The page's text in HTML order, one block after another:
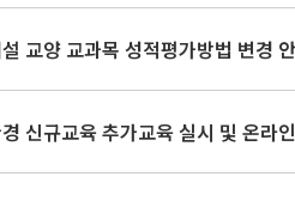
교양 교과목 성적평가방법 변경